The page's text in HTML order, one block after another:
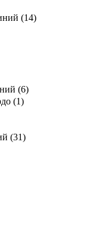
(14)
(6)
(1)
(31)